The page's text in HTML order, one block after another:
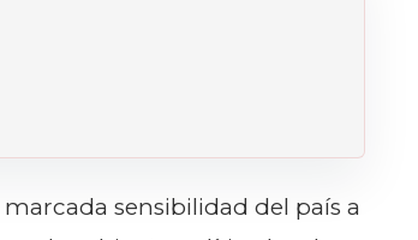
sensibilidad del país a